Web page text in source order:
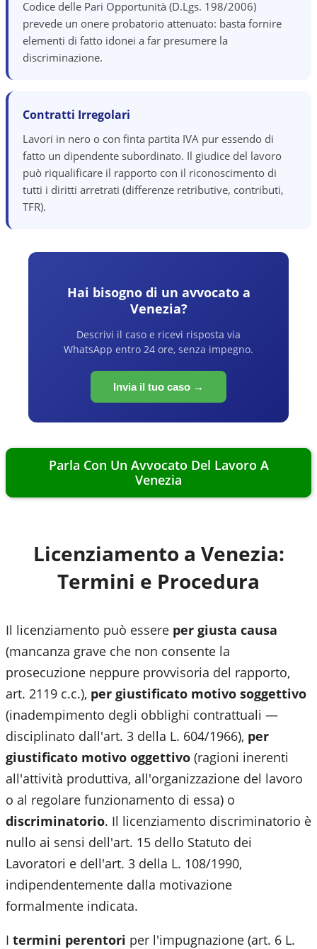
Codice delle Pari Opportunità (D.Lgs. 198/2006)
prevede un onere probatorio attenuato: basta fornire
elementi di fatto idonei a far presumere la
discriminazione.
Contratti Irregolari
Lavori in nero o con finta partita IVA pur essendo di
fatto un dipendente subordinato. Il giudice del lavoro
può riqualificare il rapporto con il riconoscimento di
tutti i diritti arretrati (differenze retributive, contributi,
TFR).
Hai bisogno di un avvocato a
Venezia?
Descrivi il caso e ricevi risposta via
WhatsApp entro 24 ore, senza impegno.
Invia il tuo caso →
Parla Con Un Avvocato Del Lavoro A
Venezia
Licenziamento a Venezia:
Termini e Procedura
Il licenziamento può essere per giusta causa
(mancanza grave che non consente la
prosecuzione neppure provvisoria del rapporto,
art. 2119 c.c.), per giustificato motivo soggettivo
(inadempimento degli obblighi contrattuali —
disciplinato dall'art. 3 della L. 604/1966), per
giustificato motivo oggettivo (ragioni inerenti
all'attività produttiva, all'organizzazione del lavoro
o al regolare funzionamento di essa) o
discriminatorio. Il licenziamento discriminatorio è
nullo ai sensi dell'art. 15 dello Statuto dei
Lavoratori e dell'art. 3 della L. 108/1990,
indipendentemente dalla motivazione
formalmente indicata.
I termini perentori per l'impugnazione (art. 6 L.